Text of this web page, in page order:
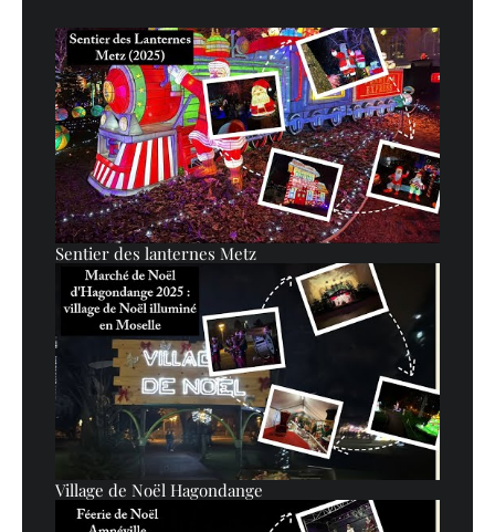
Sentier des lanternes Metz
Village de Noël Hagondange